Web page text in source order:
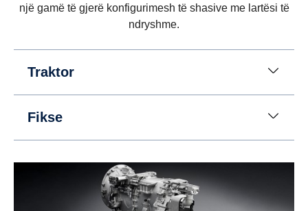
një gamë të gjerë konfigurimesh të shasive me lartësi të
ndryshme.
Traktor
Fikse